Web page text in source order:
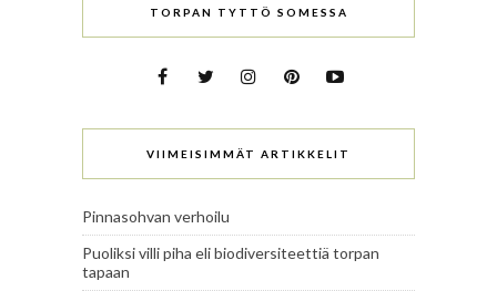
TORPAN TYTTÖ SOMESSA
VIIMEISIMMÄT ARTIKKELIT
Pinnasohvan verhoilu
Puoliksi villi piha eli biodiversiteettiä torpan
tapaan